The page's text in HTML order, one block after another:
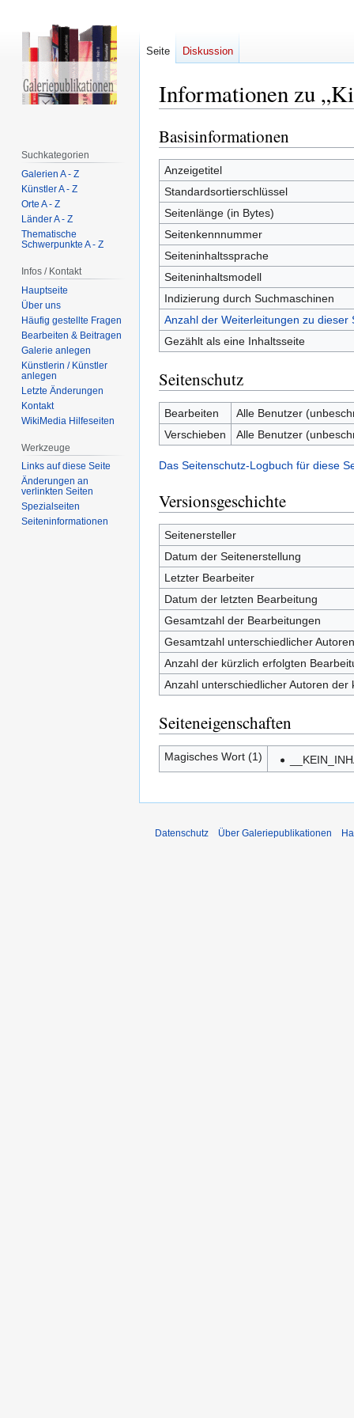
Informationen zu
Zur
Navigation
springen
Zur
Suche
springen
Basisinformationen
Anzeigetitel
Standardsortierschlüssel
Seitenlänge (in Bytes)
Seitenkennnummer
Seiteninhaltssprache
Seiteninhaltsmodell
Indizierung durch Suchmaschinen
Anzahl der Weiterleitungen zu dieser
Gezählt als eine Inhaltsseite
Seitenschutz
Bearbeiten
Alle Benutzer
Verschieben
Alle Benutzer
Das Seitenschutz-Logbuch für diese
Versionsgeschichte
Seitenersteller
Datum der Seitenerstellung
Letzter Bearbeiter
Datum der letzten Bearbeitung
Gesamtzahl der Bearbeitungen
Gesamtzahl unterschiedlicher Autoren
Anzahl der kürzlich erfolgten
Anzahl unterschiedlicher Autoren
Seiteneigenschaften
Magisches Wort (1)
Seite Diskussion
Suchkategorien
Galerien A - Z
Künstler A - Z
Orte A - Z
Länder A - Z
Thematische
Schwerpunkte A - Z
Infos / Kontakt
Hauptseite
Über uns
Häufig gestellte Fragen
Bearbeiten & Beitragen
Galerie anlegen
Künstlerin / Künstler
anlegen
Letzte Änderungen
Kontakt
WikiMedia Hilfeseiten
Werkzeuge
Links auf diese Seite
Änderungen an
verlinkten Seiten
Spezialseiten
Seiten­­informationen
Datenschutz Über Galeriepublikationen